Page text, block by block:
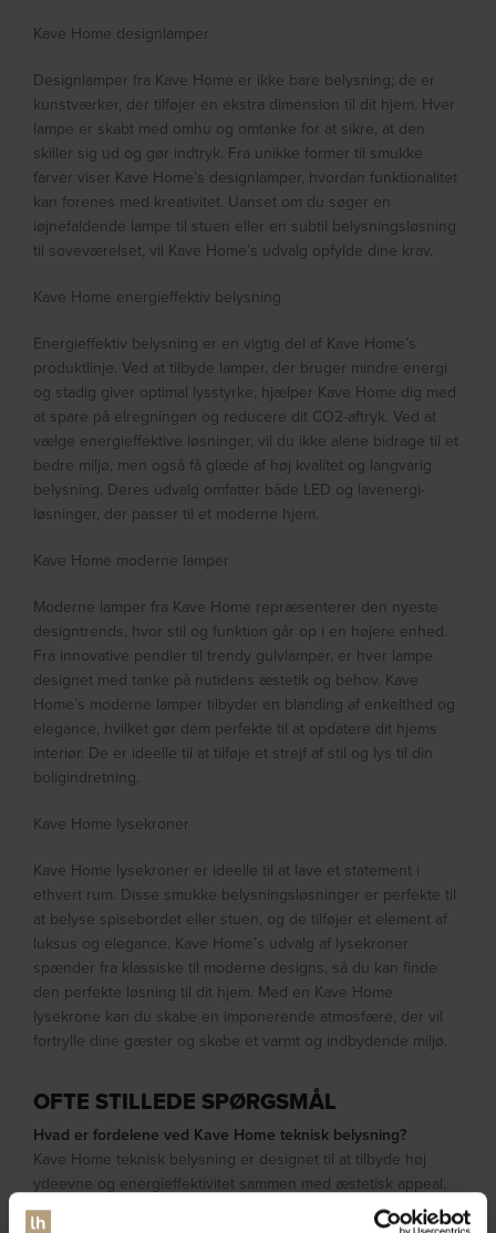
Kave Home designlamper
Designlamper fra Kave Home er ikke bare belysning; de er
kunstværker, der tilføjer en ekstra dimension til dit hjem. Hver
lampe er skabt med omhu og omtanke for at sikre, at den
skiller sig ud og gør indtryk. Fra unikke former til smukke
farver viser Kave Home’s designlamper, hvordan funktionalitet
kan forenes med kreativitet. Uanset om du søger en
iøjnefaldende lampe til stuen eller en subtil belysningsløsning
til soveværelset, vil Kave Home’s udvalg opfylde dine krav.
Kave Home energieffektiv belysning
Energieffektiv belysning er en vigtig del af Kave Home’s
produktlinje. Ved at tilbyde lamper, der bruger mindre energi
og stadig giver optimal lysstyrke, hjælper Kave Home dig med
at spare på elregningen og reducere dit CO2-aftryk. Ved at
vælge energieffektive løsninger, vil du ikke alene bidrage til et
bedre miljø, men også få glæde af høj kvalitet og langvarig
belysning. Deres udvalg omfatter både LED og lavenergi-
løsninger, der passer til et moderne hjem.
Kave Home moderne lamper
Moderne lamper fra Kave Home repræsenterer den nyeste
designtrends, hvor stil og funktion går op i en højere enhed.
Fra innovative pendler til trendy gulvlamper, er hver lampe
designet med tanke på nutidens æstetik og behov. Kave
Home’s moderne lamper tilbyder en blanding af enkelthed og
elegance, hvilket gør dem perfekte til at opdatere dit hjems
interiør. De er ideelle til at tilføje et strejf af stil og lys til din
boligindretning.
Kave Home lysekroner
Kave Home lysekroner er ideelle til at lave et statement i
ethvert rum. Disse smukke belysningsløsninger er perfekte til
at belyse spisebordet eller stuen, og de tilføjer et element af
luksus og elegance. Kave Home’s udvalg af lysekroner
spænder fra klassiske til moderne designs, så du kan finde
den perfekte løsning til dit hjem. Med en Kave Home
lysekrone kan du skabe en imponerende atmosfære, der vil
fortrylle dine gæster og skabe et varmt og indbydende miljø.
OFTE STILLEDE SPØRGSMÅL
Hvad er fordelene ved Kave Home teknisk belysning?
Kave Home teknisk belysning er designet til at tilbyde høj
ydeevne og energieffektivitet sammen med æstetisk appeal.
Fordelene inkluderer avanceret teknologi, som giver præcis